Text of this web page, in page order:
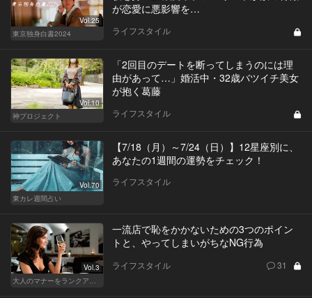
Vol.25
東京独身白書2024
が恋愛に悪影響を…
ライフスタイル
Vol.10
神プロジェクト
「2回目のデートを断ってしまうのには理
由があって…」婚活中・32歳バツイチ美女
が抱く葛藤
ライフスタイル
Vol.70
東カレ週間占い
【7/18（月）～7/24（日）】12星座別に、
あなたの1週間の運勢をチェック！
ライフスタイル
Vol.3
一流店で恥をかかないための3つのポイン
トと、やってしまいがちなNG行為
ライフスタイル 31